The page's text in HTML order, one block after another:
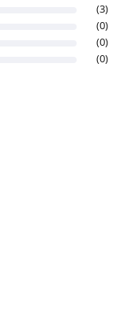
(3)
(0)
(0)
(0)